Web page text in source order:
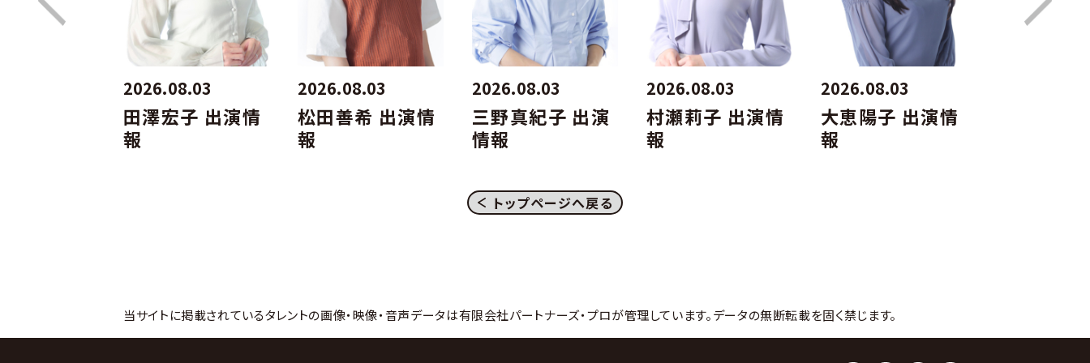
2026.08.03
田澤宏子 出演情
報
2026.08.03
松田善希 出演情
報
2026.08.03
三野真紀子 出演
情報
2026.08.03
村瀬莉子 出演情
報
2026.08.03
大恵陽子 出演情
報
トップページへ戻る
当サイトに掲載されているタレントの画像・映像・音声データは有限会社パートナーズ・プロが管理しています。データの無断転載を固く禁じます。